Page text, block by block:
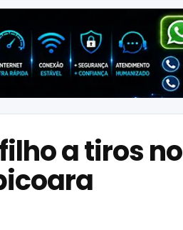
a tiros no